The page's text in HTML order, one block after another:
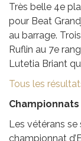
Très belle 4e
pour Beat
au barrage.
Ruflin au 7e
Lutetia Briant
Tous les
Les vétérans
championnat